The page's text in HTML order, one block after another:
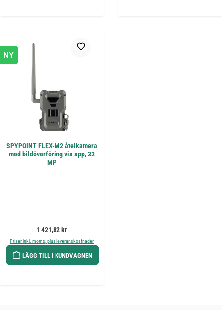
NY
SPYPOINT FLEX-M2 åtelkamera
med bildöverföring via app, 32
MP
Ordinarie pris:
1 421,82 kr
Priser inkl. moms, plus leveranskostnader
LÄGG TILL I KUNDVAGNEN